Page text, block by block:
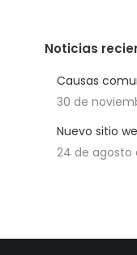
Noticias
Causas
30 de
Nuevo sitio
24 de agosto